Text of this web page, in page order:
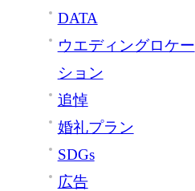
DATA
ウエディングロケー
ション
追悼
婚礼プラン
SDGs
広告